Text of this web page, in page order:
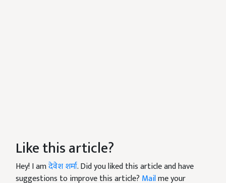
Like this article?
Hey! I amदेवेश शर्मा. Did you liked this article and have
suggestions to improve this article? Mailme your